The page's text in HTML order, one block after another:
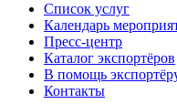
Список услуг
Календарь
Пресс-центр
Каталог экспортёров
В помощь
Контакты